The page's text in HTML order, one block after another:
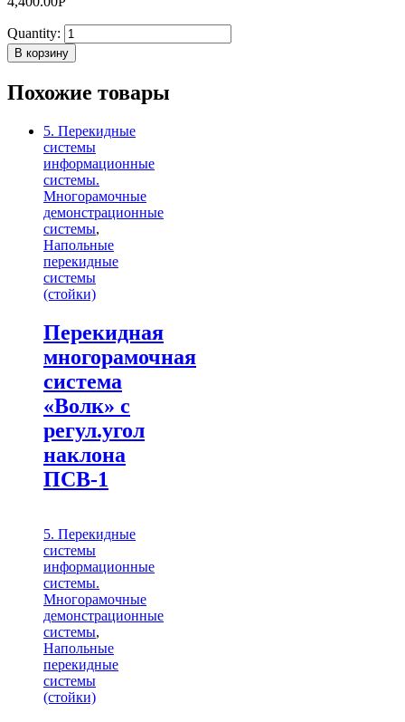
Quantity:
В корзину
Похожие товары
5. Перекидные
системы
информационные
системы.
Многорамочные
демонстрационные
системы,
Напольные
перекидные
системы
(стойки)
Перекидная
многорамочная
система
«Волк» с
регул.угол
наклона
ПСВ-1
5. Перекидные
системы
информационные
системы.
Многорамочные
демонстрационные
системы,
Напольные
перекидные
системы
(стойки)